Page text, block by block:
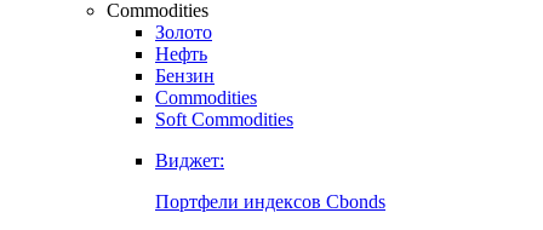
Commodities
Золото
Нефть
Бензин
Commodities
Soft Commodities
Виджет:
Портфели индексов Cbonds